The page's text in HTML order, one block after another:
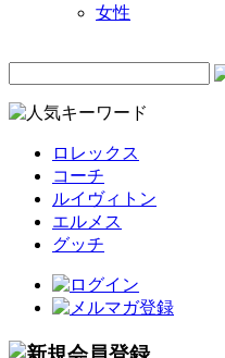
女性
ロレックス
コーチ
ルイヴィトン
エルメス
グッチ